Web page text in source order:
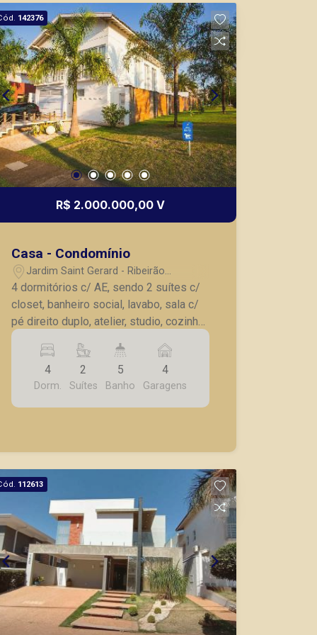
adega embutida refrigerada; - Piscina; -
04 vagas de garagem, sendo 02
cobertas; A Piramid tem como objetivo
atender seus clientes com agilidade e
segurança, em locação, vendas de
imóveis prontos, usados ou mesmo
nos principais lançamentos da cidade
de Ribeirão Preto.
142376
R$ 2.000.000,00 V
Casa - Condomínio
Jardim Saint Gerard - Ribeirão
Preto/SP
4 dormitórios c/ AE, sendo 2 suítes c/
closet, banheiro social, lavabo, sala c/
pé direito duplo, atelier, studio, cozinha
planejada, AS, despensa, piscina
aquecida, jacuzzi, hidro, forno de pizza,
terraço, 4 vagas de garagem.
4
Dorm.
2
Suítes
5
Banho
4
Garagens
112613